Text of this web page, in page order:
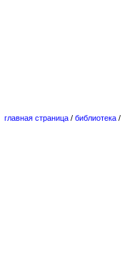
главная страница / библиотека /